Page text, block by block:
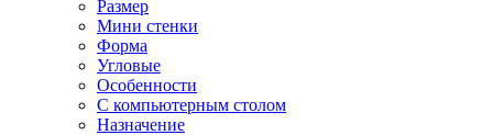
Размер
Мини стенки
Форма
Угловые
Особенности
С компьютерным столом
Назначение